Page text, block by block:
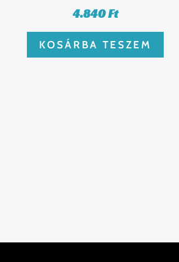
4.840Ft
KOSÁRBA TESZEM